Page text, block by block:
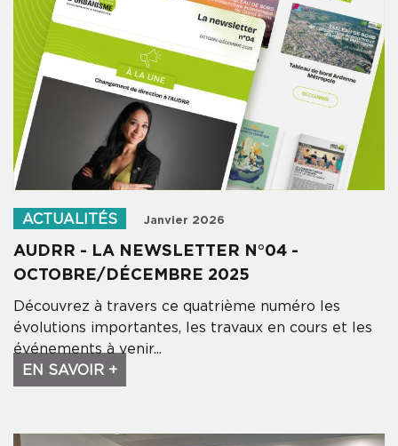
ACTUALITÉS Janvier 2026
AUDRR - LA NEWSLETTER N°04 -
OCTOBRE/DÉCEMBRE 2025
Découvrez à travers ce quatrième numéro les
évolutions importantes, les travaux en cours et les
événements à venir...
EN SAVOIR +
Pour ne rien manquer des informations
de l'Audrr
Votre adresse email
Soumettre